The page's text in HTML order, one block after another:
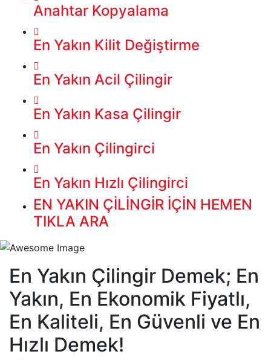
Anahtar Kopyalama
En Yakın Kilit Değiştirme
En Yakın Acil Çilingir
En Yakın Kasa Çilingir
En Yakın Çilingirci
En Yakın Hızlı Çilingirci
EN YAKIN ÇİLİNGİR İÇİN HEMEN
TIKLA ARA
En Yakın Çilingir Demek; En
Yakın, En Ekonomik Fiyatlı,
En Kaliteli, En Güvenli ve En
Hızlı Demek!